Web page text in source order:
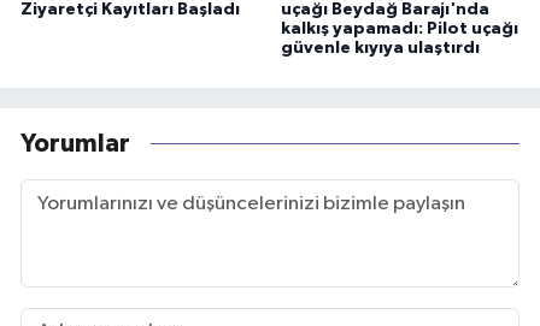
Ziyaretçi Kayıtları Başladı
uçağı Beydağ Barajı'nda
kalkış yapamadı: Pilot uçağı
güvenle kıyıya ulaştırdı
Yorumlar